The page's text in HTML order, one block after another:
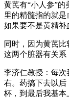
黄芪有“小人参”
里的精髓指的就
如果要不是黄精补
同时，因为黄芪
这两个脏器有关
李济仁教授：每
右。药搞下去以
杯，到最后我基本